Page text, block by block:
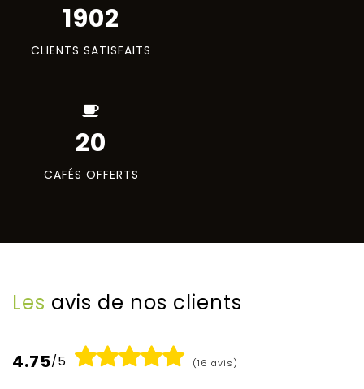
2000
CLIENTS SATISFAITS
20
CAFÉS OFFERTS
Les avis de nos clients
4.75/5 (16 avis)